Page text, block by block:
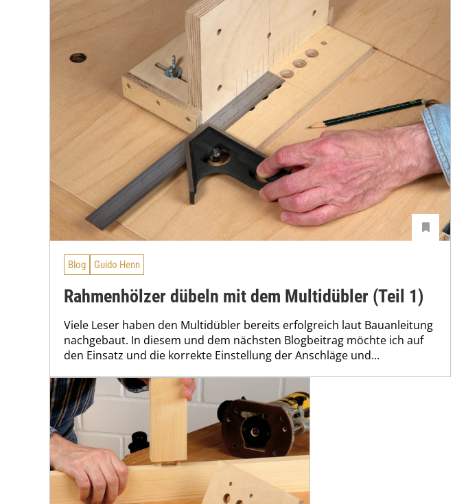
Blog Guido Henn
Rahmenhölzer dübeln mit dem Multidübler (Teil 1)
Viele Leser haben den Multidübler bereits erfolgreich laut Bauanleitung
nachgebaut. In diesem und dem nächsten Blogbeitrag möchte ich auf
den Einsatz und die korrekte Einstellung der Anschläge und...